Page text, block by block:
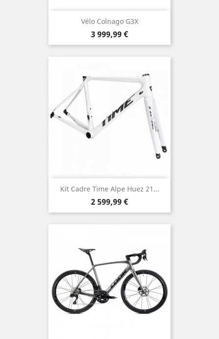
Vélo Colnago G3X
Prix
3 999,99 €
Kit Cadre Time Alpe Huez 21...
Prix
2 599,99 €